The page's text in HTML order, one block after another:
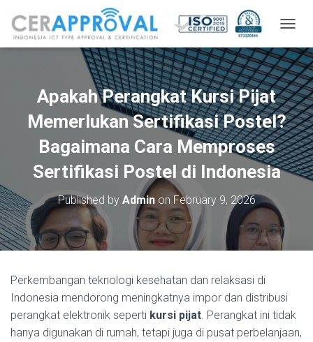
O
G
G
L
E
N
A
V
I
G
Apakah Perangkat Kursi Pijat
Memerlukan Sertifikasi Postel?
Bagaimana Cara Memproses
Sertifikasi Postel di Indonesia
Published by Adminon February 9, 2026
Perkembangan teknologi kesehatan dan relaksasi di
Indonesia mendorong meningkatnya impor dan distribusi
perangkat elektronik seperti kursi pijat. Perangkat ini tidak
hanya digunakan di rumah, tetapi juga di pusat perbelanjaan,